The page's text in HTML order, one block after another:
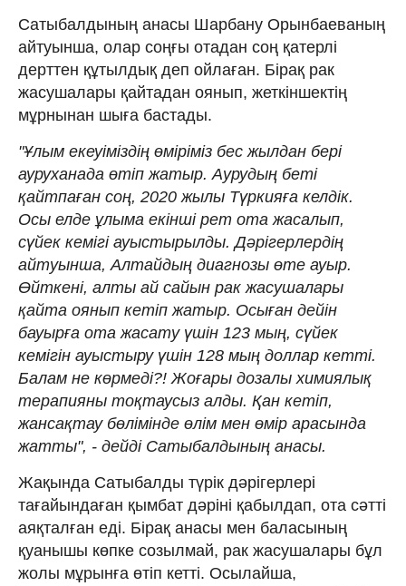
Сатыбалдының анасы Шарбану Орынбаеваның
айтуынша, олар соңғы отадан соң қатерлі
дерттен құтылдық деп ойлаған. Бірақ рак
жасушалары қайтадан оянып, жеткіншектің
мұрнынан шыға бастады.
"Ұлым екеуіміздің өміріміз бес жылдан бері
ауруханада өтіп жатыр. Аурудың беті
қайтпаған соң, 2020 жылы Түркияға келдік.
Осы елде ұлыма екінші рет ота жасалып,
сүйек кемігі ауыстырылды. Дәрігерлердің
айтуынша, Алтайдың диагнозы өте ауыр.
Өйткені, алты ай сайын рак жасушалары
қайта оянып кетіп жатыр. Осыған дейін
бауырға ота жасату үшін 123 мың, сүйек
кемігін ауыстыру үшін 128 мың доллар кетті.
Балам не көрмеді?! Жоғары дозалы химиялық
терапияны тоқтаусыз алды. Қан кетіп,
жансақтау бөлімінде өлім мен өмір арасында
жатты", - дейді Сатыбалдының анасы.
Жақында Сатыбалды түрік дәрігерлері
тағайындаған қымбат дәріні қабылдап, ота сәтті
аяқталған еді. Бірақ анасы мен баласының
қуанышы көпке созылмай, рак жасушалары бұл
жолы мұрынға өтіп кетті. Осылайша,